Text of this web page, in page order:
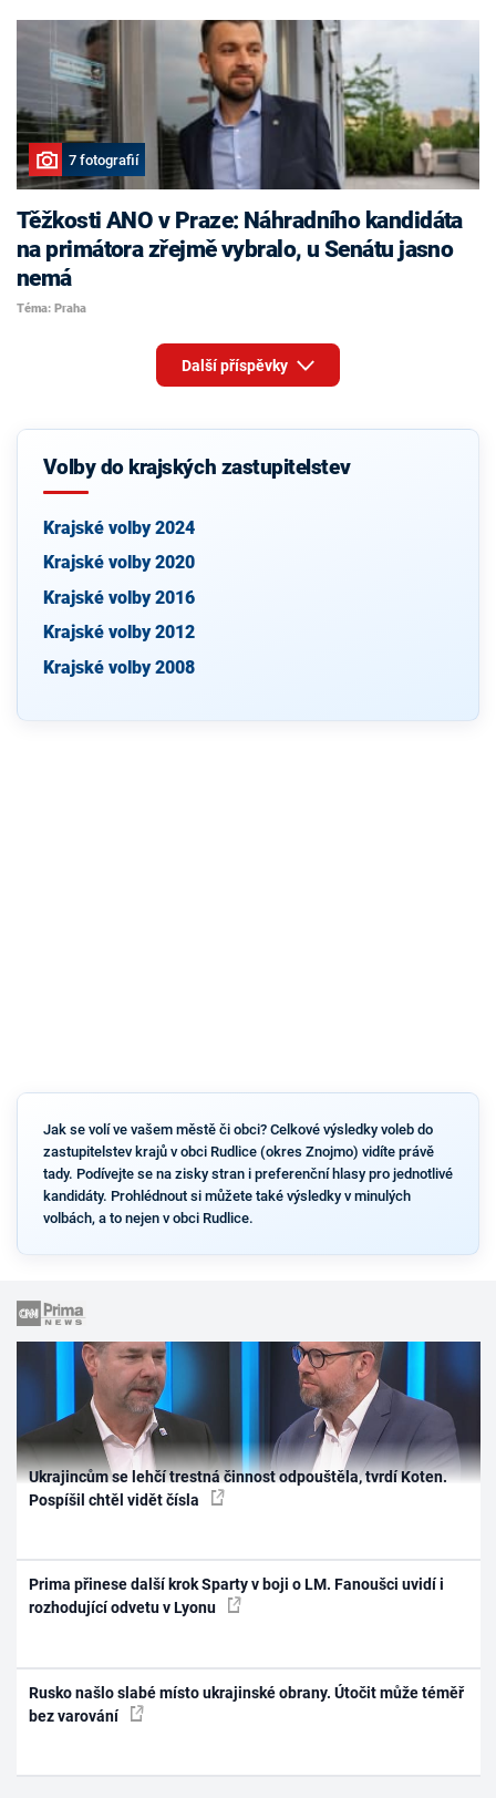
7 fotografií
Těžkosti ANO v Praze: Náhradního kandidáta
na primátora zřejmě vybralo, u Senátu jasno
nemá
Téma: Praha
Další příspěvky
Volby do krajských zastupitelstev
Krajské volby 2024
Krajské volby 2020
Krajské volby 2016
Krajské volby 2012
Krajské volby 2008
Jak se volí ve vašem městě či obci? Celkové výsledky voleb do
zastupitelstev krajů v obci Rudlice (okres Znojmo) vidíte právě
tady. Podívejte se na zisky stran i preferenční hlasy pro jednotlivé
kandidáty. Prohlédnout si můžete také výsledky v minulých
volbách, a to nejen v obci Rudlice.
Ukrajincům se lehčí trestná činnost odpouštěla, tvrdí Koten.
Pospíšil chtěl vidět čísla
Prima přinese další krok Sparty v boji o LM. Fanoušci uvidí i
rozhodující odvetu v Lyonu
Rusko našlo slabé místo ukrajinské obrany. Útočit může téměř
bez varování